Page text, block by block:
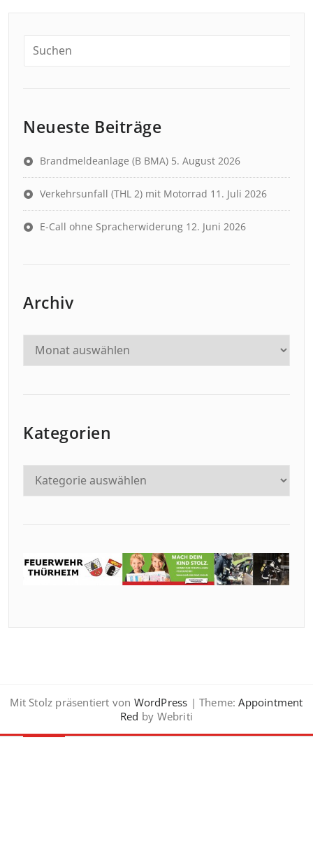
Neueste Beiträge
Brandmeldeanlage (B BMA) 5. August 2026
Verkehrsunfall (THL 2) mit Motorrad 11. Juli 2026
E-Call ohne Spracherwiderung 12. Juni 2026
Archiv
Kategorien
Mit Stolz präsentiert von WordPress | Theme: Appointment
Red by Webriti